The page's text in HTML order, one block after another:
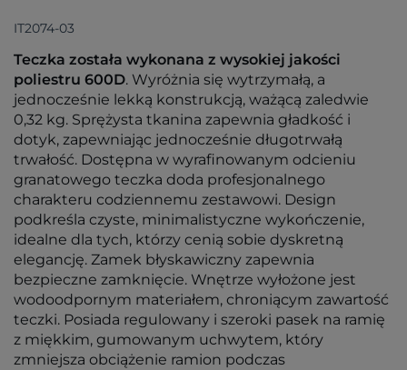
IT2074-03
Teczka została wykonana z wysokiej jakości
poliestru 600D. Wyróżnia się wytrzymałą, a
jednocześnie lekką konstrukcją, ważącą zaledwie
0,32 kg. Sprężysta tkanina zapewnia gładkość i
dotyk, zapewniając jednocześnie długotrwałą
trwałość. Dostępna w wyrafinowanym odcieniu
granatowego teczka doda profesjonalnego
charakteru codziennemu zestawowi. Design
podkreśla czyste, minimalistyczne wykończenie,
idealne dla tych, którzy cenią sobie dyskretną
elegancję. Zamek błyskawiczny zapewnia
bezpieczne zamknięcie. Wnętrze wyłożone jest
wodoodpornym materiałem, chroniącym zawartość
teczki. Posiada regulowany i szeroki pasek na ramię
z miękkim, gumowanym uchwytem, który
zmniejsza obciążenie ramion podczas